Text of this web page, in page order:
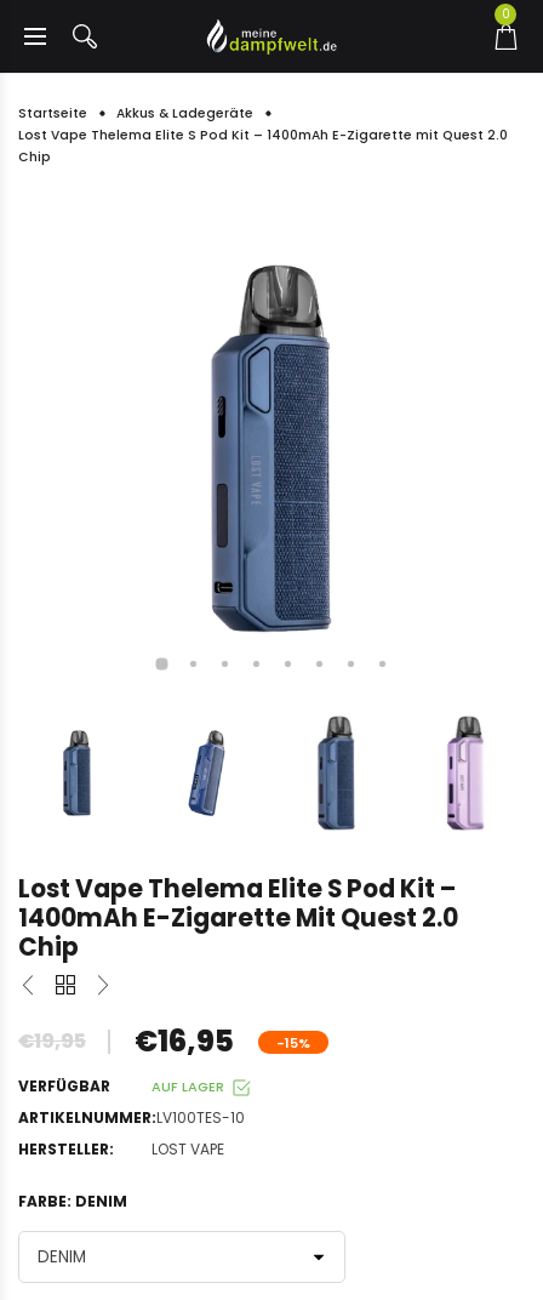
0
Startseite
Akkus & Ladegeräte
Lost Vape Thelema Elite S Pod Kit – 1400mAh E-Zigarette mit Quest 2.0
Chip
Lost Vape Thelema Elite S Pod Kit –
1400mAh E-Zigarette Mit Quest 2.0
Chip
€19,95 €16,95 -15%
VERFÜGBAR AUF LAGER
ARTIKELNUMMER:LV100TES-10
HERSTELLER:
LOST VAPE
FARBE: DENIM